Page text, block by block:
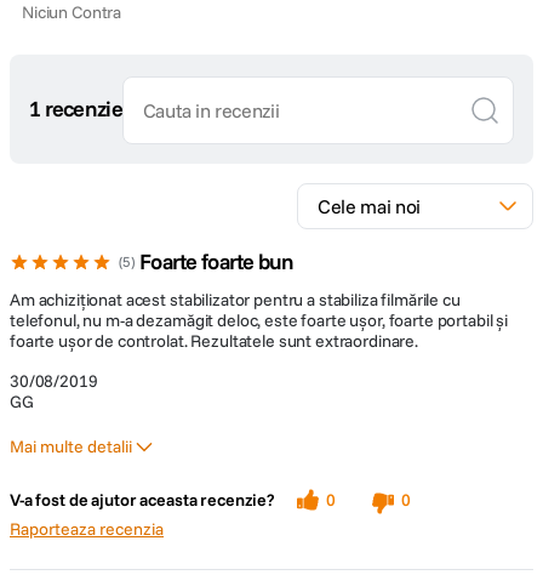
Niciun Contra
1 recenzie
5 Foarte foarte bun
30/08/2019
GG
Am achiziționat acest stabilizator pentru a stabiliza filmările cu
telefonul, nu m-a dezamăgit deloc, este foarte ușor, foarte portabil și
foarte ușor de controlat. Rezultatele sunt extraordinare.
Mai multe detalii
Foarte ușor
V-a fost de ajutor aceasta recenzie? 0
0
Raporteaza recenzia